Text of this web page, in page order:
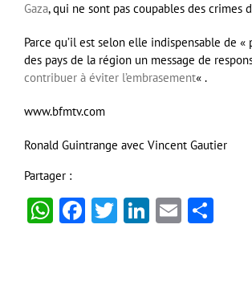
Gaza, qui ne sont pas coupables des crimes
Parce qu’il est selon elle indispensable de «
des pays de la région un message de
contribuer à éviter l’embrasement« .
www.bfmtv.com
Ronald Guintrange avec Vincent Gautier
Partager :
WhatsApp
Facebook
Twitter
LinkedIn
Email